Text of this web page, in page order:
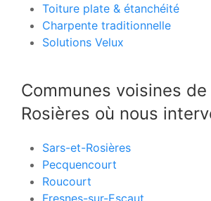
Toiture plate & étanchéité
Charpente traditionnelle
Solutions Velux
Communes voisines
Rosières où nous
Sars-et-Rosières
Pecquencourt
Roucourt
Fresnes-sur-Escaut